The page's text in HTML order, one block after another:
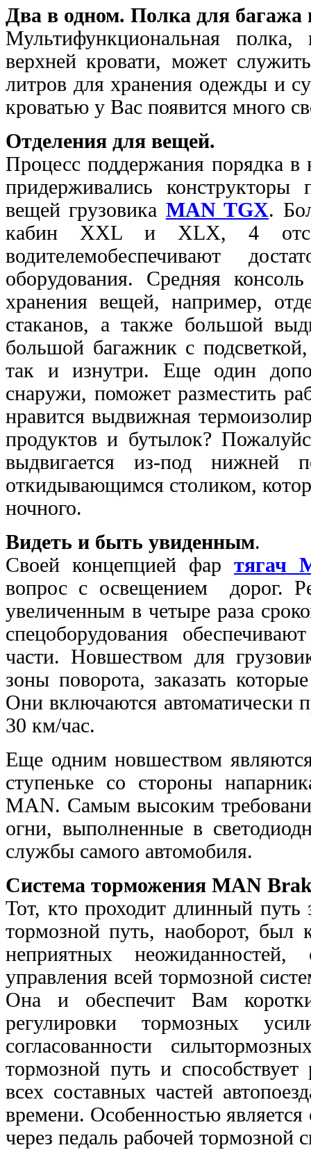
Два в одном. Полка для багажа
Мультифункциональная полка,
верхней кровати, может
литров для хранения одежды и
кроватью у Вас появится много
Отделения для вещей.
Процесс поддержания порядка
придерживались конструкторы
вещей грузовика MAN TGX.
кабин XXL и XLX, 4
водителемобеспечивают
оборудования. Средняя
хранения вещей, например,
стаканов, а также большой
большой багажник с
так и изнутри. Еще один
снаружи, поможет разместить
нравится выдвижная
продуктов и бутылок?
выдвигается из-под нижней
откидывающимся столиком,
ночного.
Видеть и быть увиденным.
Своей концепцией фар тягач
вопрос с освещением дорог.
увеличенным в четыре раза
спецоборудования
части. Новшеством для
зоны поворота, заказать
Они включаются автоматически
30 км/час.
Еще одним новшеством
ступеньке со стороны
MAN. Самым высоким
огни, выполненные в
службы самого автомобиля.
Система торможения MAN
Тот, кто проходит длинный путь
тормозной путь, наоборот,
неприятных
управления всей тормозной
Она и обеспечит Вам
регулировки тормозных
согласованности
тормозной путь и
всех составных частей
времени. Особенностью
через педаль рабочей тормозной